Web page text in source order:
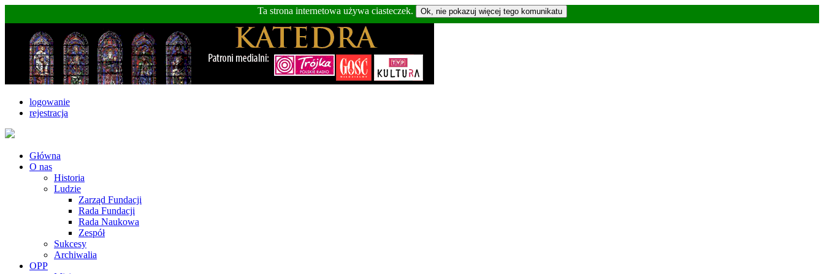
Ta strona internetowa używa ciasteczek.
logowanie
rejestracja
Główna
O nas
Historia
Ludzie
Zarząd Fundacji
Rada Fundacji
Rada Naukowa
Zespół
Sukcesy
Archiwalia
OPP